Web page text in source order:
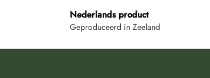
Nederlands product
Geproduceerd in Zeeland